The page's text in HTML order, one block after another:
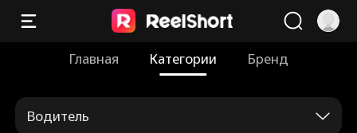
Главная Категории Бренд
Водитель